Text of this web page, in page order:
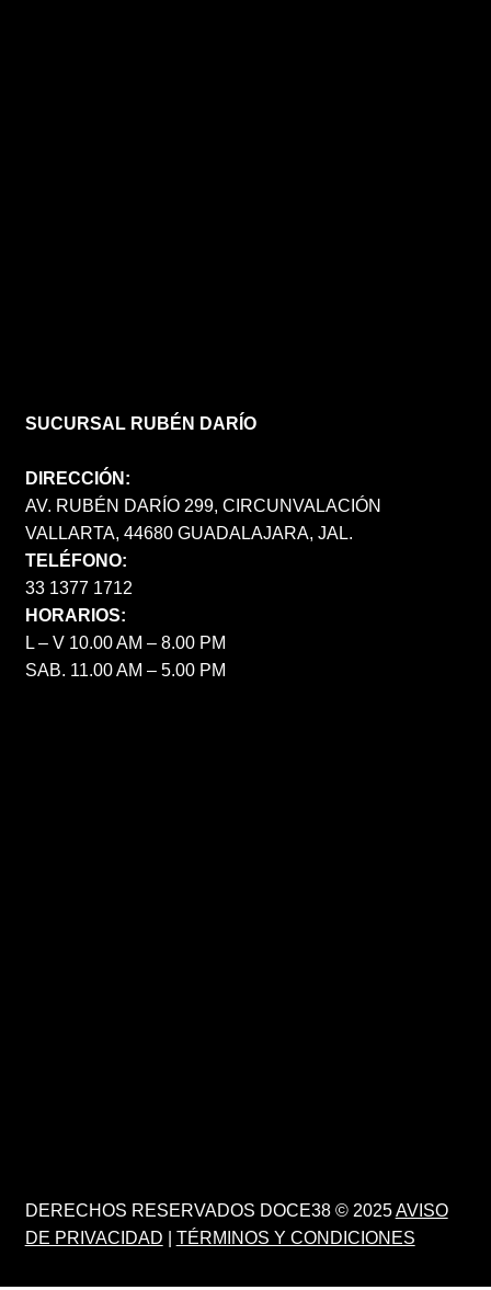
SUCURSAL RUBÉN DARÍO
DIRECCIÓN:
AV. RUBÉN DARÍO 299, CIRCUNVALACIÓN
VALLARTA, 44680 GUADALAJARA, JAL.
TELÉFONO:
33 1377 1712
HORARIOS:
L – V 10.00 AM – 8.00 PM
SAB. 11.00 AM – 5.00 PM
DERECHOS RESERVADOS DOCE38 © 2025AVISO
DE PRIVACIDAD
TÉRMINOS Y CONDICIONES